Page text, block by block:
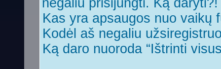
negaliu prisijungti. Ką daryti?!
Kas yra apsaugos nuo vaikų
Kodėl aš negaliu
Ką daro nuoroda “Ištrinti